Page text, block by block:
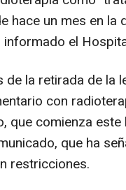
hace un mes en la
informado el
de la retirada de la
con
que comienza
que ha
restricciones.